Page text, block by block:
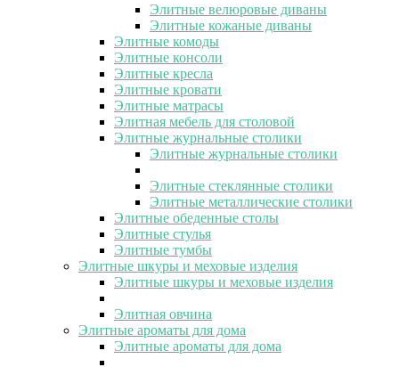
Элитные велюровые диваны
Элитные кожаные диваны
Элитные комоды
Элитные консоли
Элитные кресла
Элитные кровати
Элитные матрасы
Элитная мебель для столовой
Элитные журнальные столики
Элитные журнальные столики
Элитные стеклянные столики
Элитные металлические столики
Элитные обеденные столы
Элитные стулья
Элитные тумбы
Элитные шкуры и меховые изделия
Элитные шкуры и меховые изделия
Элитная овчина
Элитные ароматы для дома
Элитные ароматы для дома